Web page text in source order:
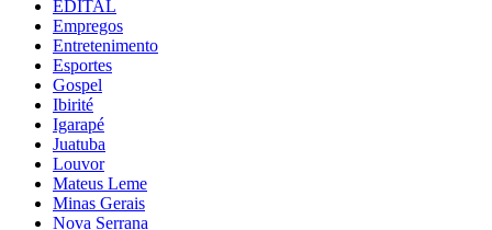
EDITAL
Empregos
Entretenimento
Esportes
Gospel
Ibirité
Igarapé
Juatuba
Louvor
Mateus Leme
Minas Gerais
Nova Serrana